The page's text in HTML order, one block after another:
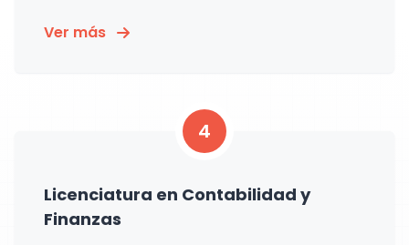
Ver más
4
Licenciatura en Contabilidad y
Finanzas